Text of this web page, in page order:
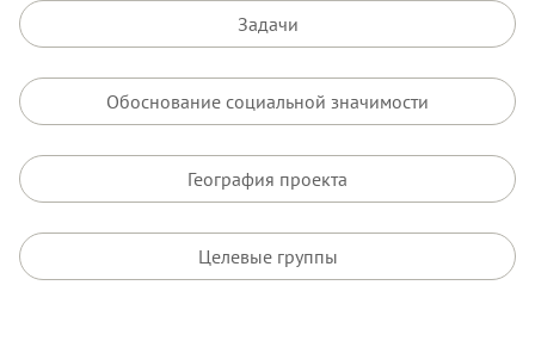
Задачи
Обоснование социальной значимости
География проекта
Целевые группы